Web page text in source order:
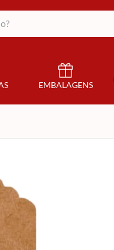
EMBALAGENS